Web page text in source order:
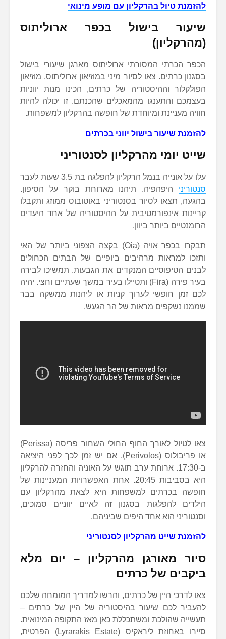
להזמנת טיול בהרקליון עם מופע מינואי
שיעור בישול בכפר ארוליתוס
(מהרקליון)
הכפר הכרתי המסורתי ארוליתוס מארגן שיעורי בישול
בסגנון כרתים. צאו לסיור מיני במוזיאון ארוליתוס, מוזיאון
הפולקלור וההיסטוריה של כרתים, הכינו מנות יווניות
בעצמכם והתענגו מהמאכלים שהכנתם. זו יכולה להיות
חוויה מעניינת ומיוחדת של חופשה בהרקליון למשפחות.
להזמנת שיעור בישול יווני בכרתים
שייט יומי מהרקליון לסנטוריני
עלו על אונייה בנמל הרקליון להפלגה בת 3.5 שעות לעבר
סנטוריני היפהפיה. תיהנו מארוחת בוקר על הסיפון.
בהגעה, תצאו לסיור בסנטוריני באוטובוס ממוזג ותקבלו
קריינות אינפורמטיבית על ההיסטוריה של אחד היעדים
הרומנטיים ביותר ביוון.
תבקרו בכפר אויה (Oia) בקצה הצפוני ביותר של האי
ותזכו למראות מרהיבים ביופיים של הבתים הכחולים
לבנים הטיפוסיים המנקדים את הגבעות. תמשיכו לבירה
בעיר פירה (Fira) ותטיילו בעיר במשך שעתיים וחצי. יהיה
לכם זמן חופשי לערוך קניות או ליהנות ממשקה בבר
שממנו נשקפים מראות של הר הגעש.
צאו לטיול לאורך החוף החולי השחור פריסה (Perissa)
או פריבולוס (Perivolos), אם יש זמן לכך לפני היציאה
ב-17:30. ארוחת ערב תוגש על האוניה והחזרה להרקליון
היא בסביבות 20:45. אחת האפשרויות המעניינות של
חופשה בכרתים למשפחות היא לצאת מהרקליון עם
הילדים להפלגות בסגנון זה לאיים יווניים סמוכים,
וסנטוריני הוא אחד היפים שביניהם.
להזמנת שייט מהרקליון לסנטוריני
סיור מאורגן מהרקליון – יום מלא
ביקבים של כרתים
צאו לדרכי היין של כרתים, והרשו למדריך המומחה שלכם
להעביר לכם שיעור בהיסטוריה של היין של כרתים –
תעשייה שהולכת ומשתכללת כאן מאז התקופה המינואית.
סיירו באחוזת ליראקיס (Lyrarakis Estate) הפרטית,